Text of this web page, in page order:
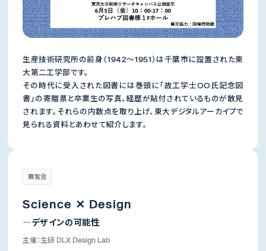
講演会・演奏会
生産技術研究所の前身（1942～1951）は千葉市に設置された東
大第二工学部です。
その時代に受入された図書には巻頭に「故工学士○○氏記念図
書」の寄贈票と卒業生の写真、経歴が貼付されているものが散見
されます。それらの内数点を取り上げ、東大デジタルアーカイブで
見られる資料とあわせて紹介します。
展覧会
Science ✕ Design
―デザインの可能性
主催：生研 DLX Design Lab